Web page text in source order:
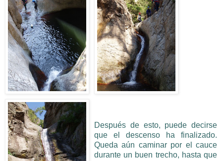
Después de esto, puede decirse
que el descenso ha finalizado.
Queda aún caminar por el cauce
durante un buen trecho, hasta que